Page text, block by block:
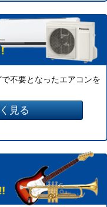
不要となったエアコンを
見る